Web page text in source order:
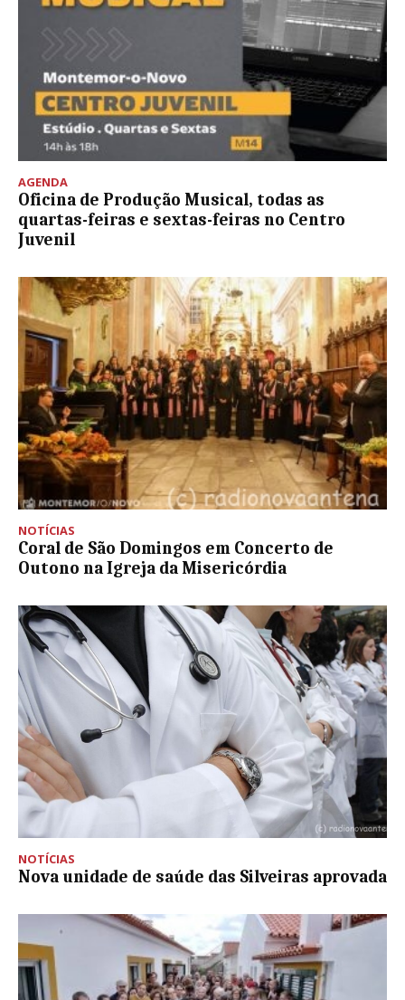
AGENDA
Oficina de Produção Musical, todas as
quartas-feiras e sextas-feiras no Centro
Juvenil
NOTÍCIAS
Coral de São Domingos em Concerto de
Outono na Igreja da Misericórdia
NOTÍCIAS
Nova unidade de saúde das Silveiras aprovada